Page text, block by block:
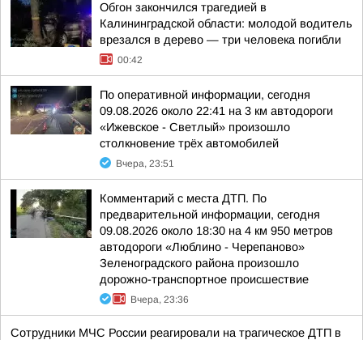
Обгон закончился трагедией в
Калининградской области: молодой водитель
врезался в дерево — три человека погибли
00:42
По оперативной информации, сегодня
09.08.2026 около 22:41 на 3 км автодороги
«Ижевское - Светлый» произошло
столкновение трёх автомобилей
Вчера, 23:51
Комментарий с места ДТП. По
предварительной информации, сегодня
09.08.2026 около 18:30 на 4 км 950 метров
автодороги «Люблино - Черепаново»
Зеленоградского района произошло
дорожно-транспортное происшествие
Вчера, 23:36
Сотрудники МЧС России реагировали на трагическое ДТП в